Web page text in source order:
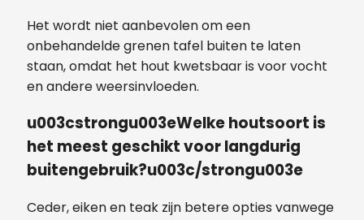
Het wordt niet aanbevolen om een
onbehandelde grenen tafel buiten te laten
staan, omdat het hout kwetsbaar is voor vocht
en andere weersinvloeden.
u003cstrongu003eWelke houtsoort is
het meest geschikt voor langdurig
buitengebruik?u003c/strongu003e
Ceder, eiken en teak zijn betere opties vanwege